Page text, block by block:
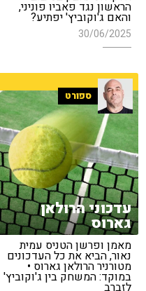
הראשון נגד פאביו פוניני,
והאם ג'וקוביץ' יפתיע?
30/06/2025
ספורט
עדכוני הרולאן
גארוס
מאמן ופרשן הטניס עמית
נאור, הביא את כל העדכונים
מטורניר הרולאן גארוס •
במוקד: המשחק בין ג'וקוביץ'